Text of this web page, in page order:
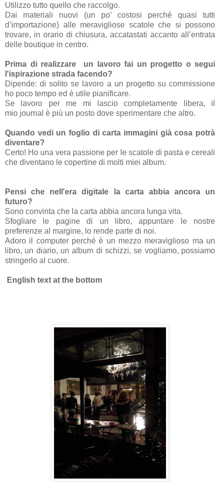
Utilizzo tutto quello che raccolgo.
Dai materiali nuovi (un po’ costosi perché quasi tutti
d’importazione) alle meravigliose scatole che si possono
trovare, in orario di chiusura, accatastati accanto all’entrata
delle boutique in centro.
Prima di realizzare un lavoro fai un progetto o segui
l'ispirazione strada facendo?
Dipende: di solito se lavoro a un progetto su commissione
ho poco tempo ed è utile pianificare.
Se lavoro per me mi lascio completamente libera, il
mio journal è più un posto dove sperimentare che altro.
Quando vedi un foglio di carta immagini già cosa potrà
diventare?
Certo! Ho una vera passione per le scatole di pasta e cereali
che diventano le copertine di molti miei album.
Pensi che nell'era digitale la carta abbia ancora un
futuro?
Sono convinta che la carta abbia ancora lunga vita.
Sfogliare le pagine di un libro, appuntare le nostre
preferenze al margine, lo rende parte di noi.
Adoro il computer perché è un mezzo meraviglioso ma un
libro, un diario, un album di schizzi, se vogliamo, possiamo
stringerlo al cuore.
English text at the bottom